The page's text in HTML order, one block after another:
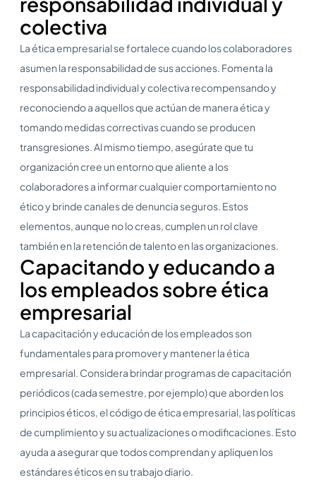
colectiva
La ética empresarial se fortalece cuando los colaboradores
asumen la responsabilidad de sus acciones. Fomenta la
responsabilidad individual y colectiva recompensando y
reconociendo a aquellos que actúan de manera ética y
tomando medidas correctivas cuando se producen
transgresiones. Al mismo tiempo, asegúrate que tu
organización cree un entorno que aliente a los
colaboradores a informar cualquier comportamiento no
ético y brinde canales de denuncia seguros. Estos
elementos, aunque no lo creas, cumplen un rol clave
también en la retención de talento en las organizaciones.
Capacitando y educando a
los empleados sobre ética
empresarial
La capacitación y educación de los empleados son
fundamentales para promover y mantener la ética
empresarial. Considera brindar programas de capacitación
periódicos (cada semestre, por ejemplo) que aborden los
principios éticos, el código de ética empresarial, las políticas
de cumplimiento y su actualizaciones o modificaciones. Esto
ayuda a asegurar que todos comprendan y apliquen los
estándares éticos en su trabajo diario.